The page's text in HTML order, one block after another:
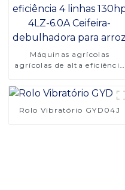
Máquinas agrícolas
agrícolas de alta eficiência
Ceifeira-debulhadora para
arroz
Rolo Vibratório GYD04J